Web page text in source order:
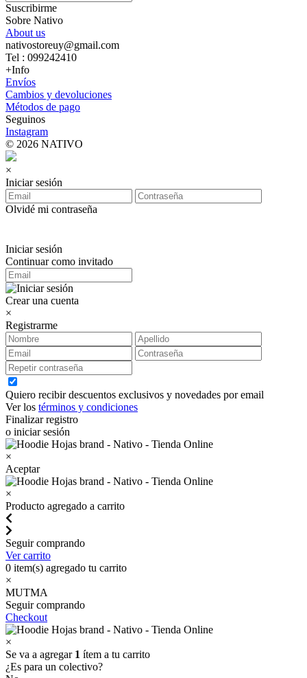
Suscribirme
Sobre Nativo
About us
nativostoreuy@gmail.com
Tel : 099242410
+Info
Envíos
Cambios y devoluciones
Métodos de pago
Seguinos
Instagram
© 2026 NATIVO
×
Iniciar sesión
Olvidé mi contraseña
Iniciar sesión
Continuar como invitado
Crear una cuenta
×
Registrarme
Quiero recibir descuentos exclusivos y novedades por email
Ver los términos y condiciones
Finalizar registro
o iniciar sesión
×
Aceptar
×
Producto agregado a carrito
Seguir comprando
Ver carrito
0 item(s) agregado tu carrito
×
MUTMA
Seguir comprando
Checkout
×
Se va a agregar 1 ítem a tu carrito
¿Es para un colectivo?